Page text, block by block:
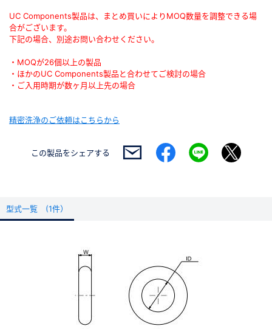
UC Components製品は、まとめ買いによりMOQ数量を調整できる場
合がございます。
下記の場合、別途お問い合わせください。
・MOQが26個以上の製品
・ほかのUC Components製品と合わせてご検討の場合
・ご入用時期が数ヶ月以上先の場合
精密洗浄のご依頼はこちらから
この製品をシェアする
型式一覧 (1件）